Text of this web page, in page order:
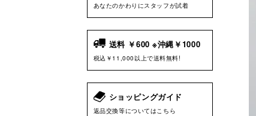
あなたのかわりにスタッフが試着
送料 ￥600 ※沖縄￥1000
税込￥11,000以上で送料無料!
ショッピングガイド
返品交換等についてはこちら